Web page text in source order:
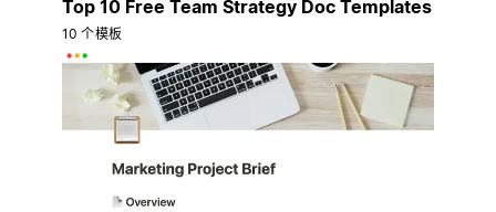
Top 10 Free Team Strategy Doc Templates
10 个模板